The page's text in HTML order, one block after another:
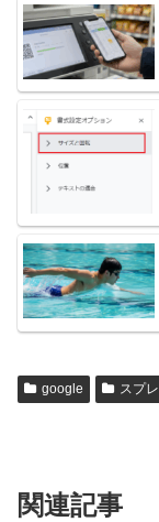
google スプ
関連記事